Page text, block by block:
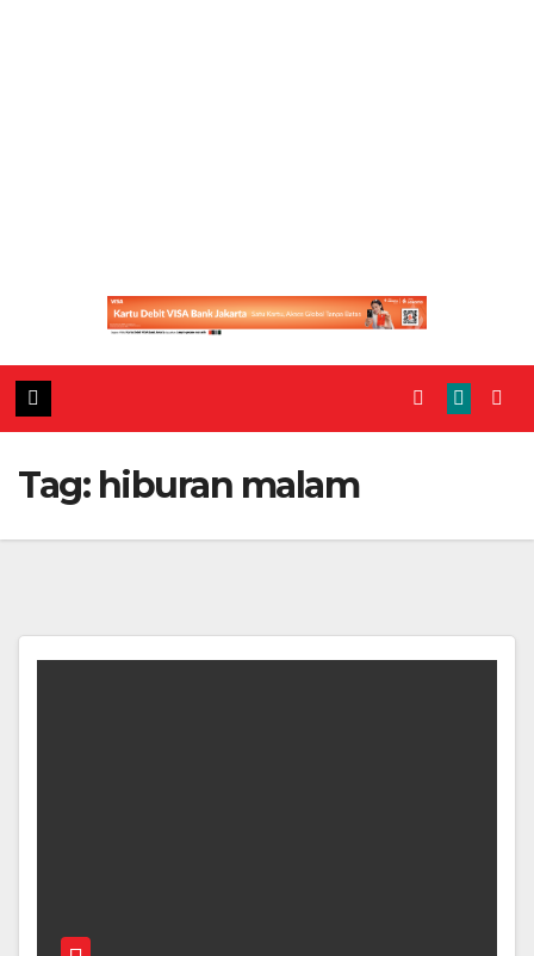
Tag: hiburan malam